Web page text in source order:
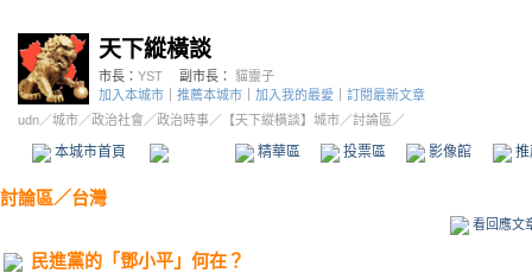
天下縱橫談
市長： YST 副市長： 貓靈子
加入本城市
推薦本城市 加入我的最愛
訂閱最新文章
udn／城市／政治社會 ／政治時事／ 【天下縱橫談】城市／討論區／
本城市首頁 精華區 投票區 影像館
討論區／台灣
看回應文
民進黨的「鄧小平」何在？